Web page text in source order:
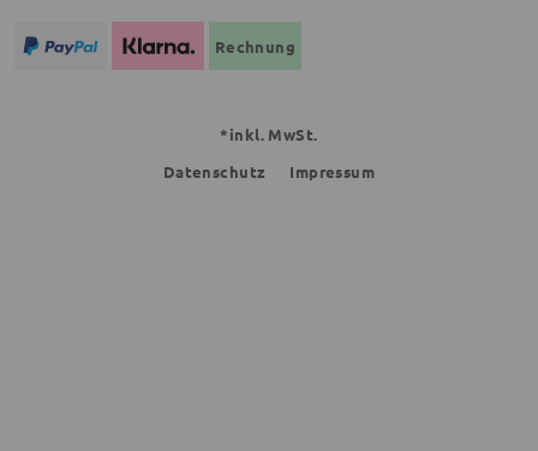
Rechnung
*inkl. MwSt.
Datenschutz
Impressum